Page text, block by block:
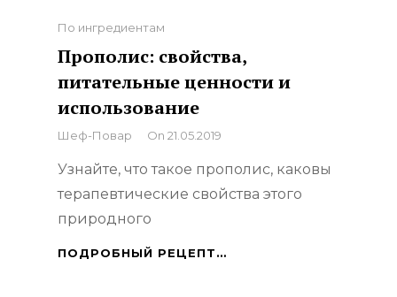
Categories
По ингредиентам
Прополис: свойства,
питательные ценности и
использование
By
Шеф-Повар On 21.05.2019
Узнайте, что такое прополис, каковы
терапевтические свойства этого
природного
ПОДРОБНЫЙ РЕЦЕПТ…